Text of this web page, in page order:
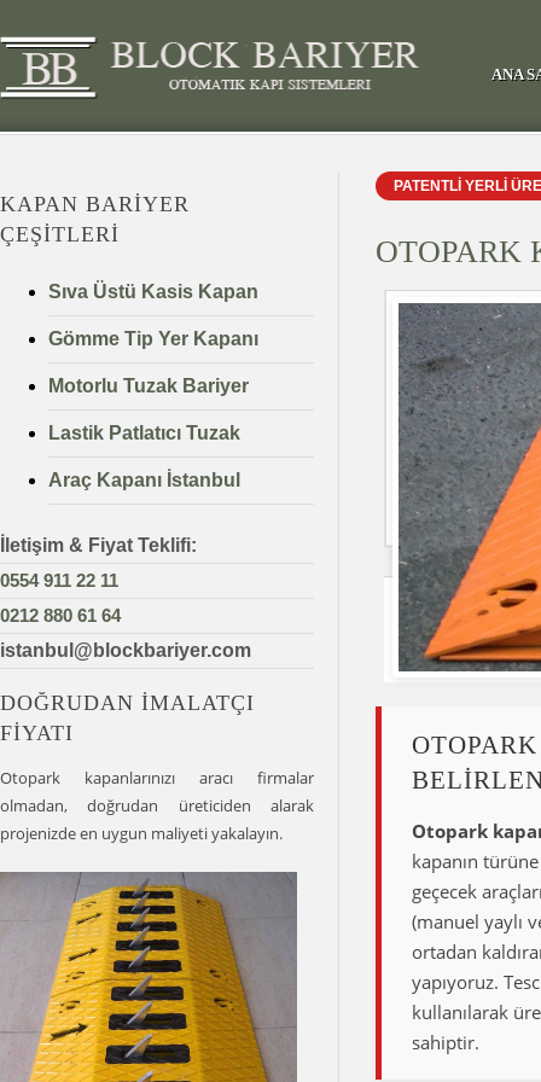
ANA
KAPAN BARIYER
ÇEŞITLERI
Sıva Üstü Kasis Kapan
Gömme Tip Yer Kapanı
Motorlu Tuzak Bariyer
Lastik Patlatıcı Tuzak
Araç Kapanı İstanbul
İletişim & Fiyat Teklifi:
0554 911 22 11
0212 880 61 64
istanbul@blockbariyer.com
DOĞRUDAN İMALATÇI
FIYATI
Otopark kapanlarınızı aracı firmalar
olmadan, doğrudan üreticiden alarak
projenizde en uygun maliyeti yakalayın.
PATENTLİ YERLİ
OTOPARK
Otopark
kapanın
geçecek
(manuel yaylı
ortadan
yapıyoruz.
kullanılarak
sahiptir.